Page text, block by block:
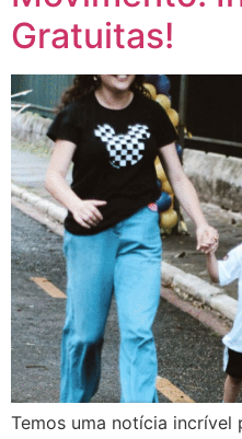
Gratuitas!
Temos uma notícia incrível